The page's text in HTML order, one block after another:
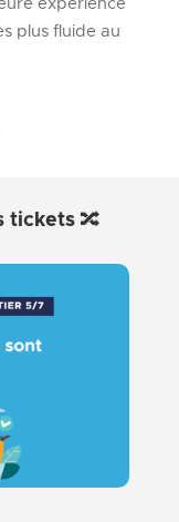
expérience
plus fluide au
tickets 🔀